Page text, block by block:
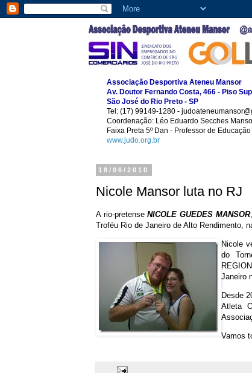
Associação Desportiva Ateneu Mansor
Av. Doutor Fernando Costa, 466 - Piso
São José do Rio Preto - SP
Tel: (17) 99149-1280 -
Coordenação: Léo Eduardo Secches
Faixa Preta 5º Dan - Professor de
www.judo.org.br
18/06/2010
Nicole Mansor luta no RJ
A rio-pretenseNICOLE GUEDES MANSOR
Troféu Rio de Janeiro de Alto Rendimento,
Nicole
do
Janeiro
Desde
Atleta
Vamos